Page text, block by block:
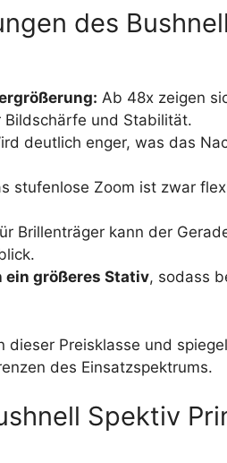
des
Ab 48x zeigen
und Stabilität.
deutlich enger, was das
stufenlose Zoom ist zwar
Brillenträger kann der
ein größeres Stativ, sodass
Preisklasse und
des Einsatzspektrums.
Spektiv